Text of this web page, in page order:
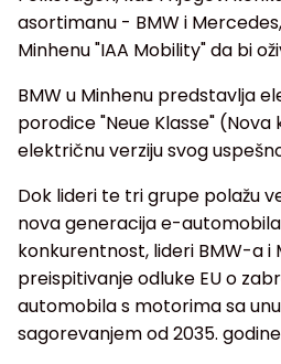
asortimanu - BMW i
Minhenu "IAA Mobility" da bi
BMW u Minhenu predstavlja
porodice "Neue Klasse"
električnu verziju svog
Dok lideri te tri grupe polažu
nova generacija e-
konkurentnost, lideri BMW-a i
preispitivanje odluke EU o
automobila s motorima sa
sagorevanjem od 2035.